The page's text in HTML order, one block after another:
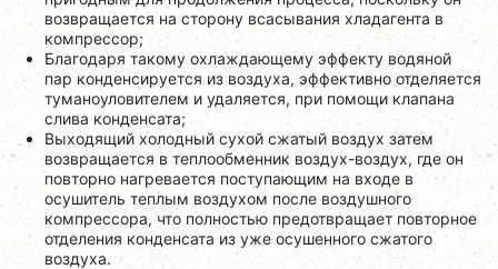
возвращается на сторону всасывания хладагента в
компрессор;
Благодаря такому охлаждающему эффекту водяной
пар конденсируется из воздуха, эффективно отделяется
туманоуловителем и удаляется, при помощи клапана
слива конденсата;
Выходящий холодный сухой сжатый воздух затем
возвращается в теплообменник воздух-воздух, где он
повторно нагревается поступающим на входе в
осушитель теплым воздухом после воздушного
компрессора, что полностью предотвращает повторное
отделения конденсата из уже осушенного сжатого
воздуха.